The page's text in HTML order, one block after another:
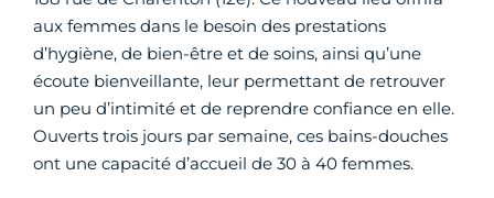
aux femmes dans le besoin des prestations
d’hygiène, de bien-être et de soins, ainsi qu’une
écoute bienveillante, leur permettant de retrouver
un peu d’intimité et de reprendre confiance en elle.
Ouverts trois jours par semaine, ces bains-douches
ont une capacité d’accueil de 30 à 40 femmes.